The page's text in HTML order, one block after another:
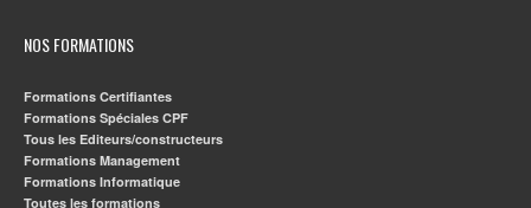
NOS FORMATIONS
Formations Certifiantes
Formations Spéciales CPF
Tous les Editeurs/constructeurs
Formations Management
Formations Informatique
Toutes les formations